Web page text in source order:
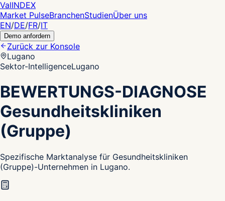
ValINDEX
Market PulseBranchenStudienÜber uns
EN/DE/FR/IT
Demo anfordern
Zurück zur Konsole
Lugano
Sektor-IntelligenceLugano
BEWERTUNGS-DIAGNOSE
Gesundheitskliniken
(Gruppe)
Spezifische Marktanalyse für Gesundheitskliniken
(Gruppe)-Unternehmen in Lugano.